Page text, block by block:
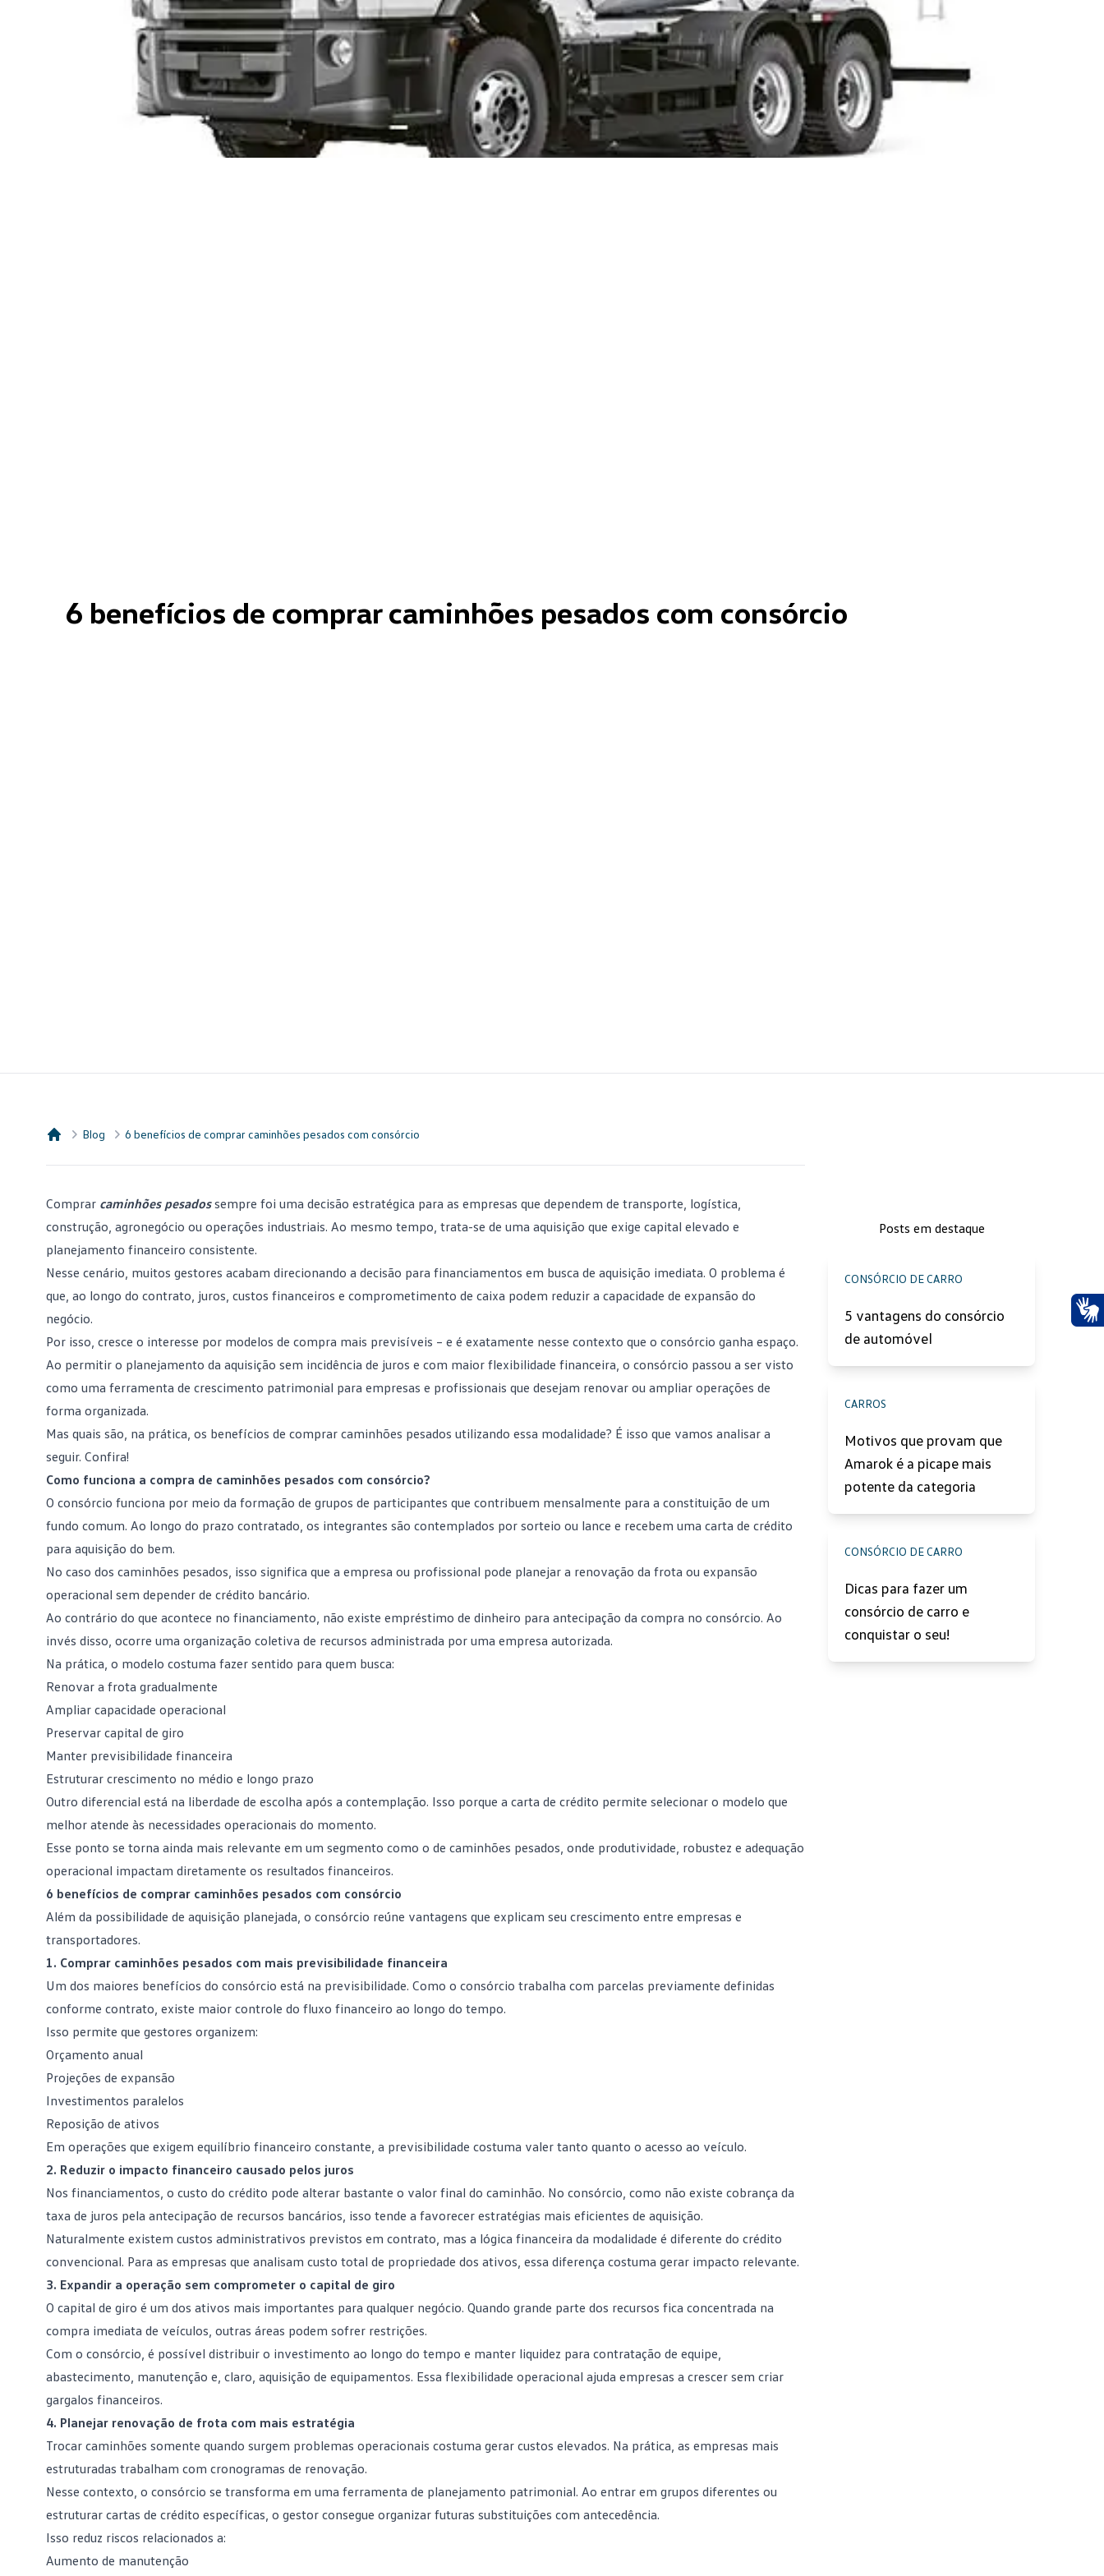
6 benefícios de comprar caminhões pesados com consórcio
Blog 6 benefícios de comprar caminhões pesados com consórcio
Comprar caminhões pesadossempre foi uma decisão estratégica para as empresas que dependem de transporte, logística,
construção, agronegócio ou operações industriais. Ao mesmo tempo, trata-se de uma aquisição que exige capital elevado e
planejamento financeiro consistente.
Nesse cenário, muitos gestores acabam direcionando a decisão para financiamentos em busca de aquisição imediata. O problema é
que, ao longo do contrato, juros, custos financeiros e comprometimento de caixa podem reduzir a capacidade de expansão do
negócio.
Por isso, cresce o interesse por modelos de compra mais previsíveis – e é exatamente nesse contexto que o consórcio ganha espaço.
Ao permitir o planejamento da aquisição sem incidência de juros e com maior flexibilidade financeira, o consórcio passou a ser visto
como uma ferramenta de crescimento patrimonial para empresas e profissionais que desejam renovar ou ampliar operações de
forma organizada.
Mas quais são, na prática, os benefícios de comprar caminhões pesados utilizando essa modalidade? É isso que vamos analisar a
seguir. Confira!
Como funciona a compra de caminhões pesados com consórcio?
O consórcio funciona por meio da formação de grupos de participantes que contribuem mensalmente para a constituição de um
fundo comum. Ao longo do prazo contratado, os integrantes são contemplados por sorteio ou lance e recebem uma carta de crédito
para aquisição do bem.
No caso dos caminhões pesados, isso significa que a empresa ou profissional pode planejar a renovação da frota ou expansão
operacional sem depender de crédito bancário.
Ao contrário do que acontece no financiamento, não existe empréstimo de dinheiro para antecipação da compra no consórcio. Ao
invés disso, ocorre uma organização coletiva de recursos administrada por uma empresa autorizada.
Na prática, o modelo costuma fazer sentido para quem busca:
Renovar a frota gradualmente
Ampliar capacidade operacional
Preservar capital de giro
Manter previsibilidade financeira
Estruturar crescimento no médio e longo prazo
Outro diferencial está na liberdade de escolha após a contemplação. Isso porque a carta de crédito permite selecionar o modelo que
melhor atende às necessidades operacionais do momento.
Esse ponto se torna ainda mais relevante em um segmento como o de caminhões pesados, onde produtividade, robustez e adequação
operacional impactam diretamente os resultados financeiros.
6 benefícios de comprar caminhões pesados com consórcio
Além da possibilidade de aquisição planejada, o consórcio reúne vantagens que explicam seu crescimento entre empresas e
transportadores.
1. Comprar caminhões pesados com mais previsibilidade financeira
Um dos maiores benefícios do consórcio está na previsibilidade. Como o consórcio trabalha com parcelas previamente definidas
conforme contrato, existe maior controle do fluxo financeiro ao longo do tempo.
Isso permite que gestores organizem:
Orçamento anual
Projeções de expansão
Investimentos paralelos
Reposição de ativos
Em operações que exigem equilíbrio financeiro constante, a previsibilidade costuma valer tanto quanto o acesso ao veículo.
2. Reduzir o impacto financeiro causado pelos juros
Nos financiamentos, o custo do crédito pode alterar bastante o valor final do caminhão. No consórcio, como não existe cobrança da
taxa de juros pela antecipação de recursos bancários, isso tende a favorecer estratégias mais eficientes de aquisição.
Naturalmente existem custos administrativos previstos em contrato, mas a lógica financeira da modalidade é diferente do crédito
convencional. Para as empresas que analisam custo total de propriedade dos ativos, essa diferença costuma gerar impacto relevante.
3. Expandir a operação sem comprometer o capital de giro
O capital de giro é um dos ativos mais importantes para qualquer negócio. Quando grande parte dos recursos fica concentrada na
compra imediata de veículos, outras áreas podem sofrer restrições.
Com o consórcio, é possível distribuir o investimento ao longo do tempo e manter liquidez para contratação de equipe,
abastecimento, manutenção e, claro, aquisição de equipamentos. Essa flexibilidade operacional ajuda empresas a crescer sem criar
gargalos financeiros.
4. Planejar renovação de frota com mais estratégia
Trocar caminhões somente quando surgem problemas operacionais costuma gerar custos elevados. Na prática, as empresas mais
estruturadas trabalham com cronogramas de renovação.
Nesse contexto, o consórcio se transforma em uma ferramenta de planejamento patrimonial. Ao entrar em grupos diferentes ou
estruturar cartas de crédito específicas, o gestor consegue organizar futuras substituições com antecedência.
Isso reduz riscos relacionados a:
Aumento de manutenção
Posts em destaque
CONSÓRCIO DE CARRO
5 vantagens do consórcio
de automóvel
CARROS
Motivos que provam que
Amarok é a picape mais
potente da categoria
CONSÓRCIO DE CARRO
Dicas para fazer um
consórcio de carro e
conquistar o seu!